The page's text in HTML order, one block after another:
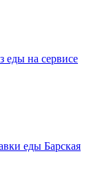
еды на сервисе
еды Барская